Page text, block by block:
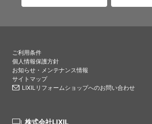
ご利用条件
個人情報保護方針
お知らせ・メンテナンス情報
サイトマップ
LIXILリフォームショップへのお問い合わせ
株式会社LIXIL